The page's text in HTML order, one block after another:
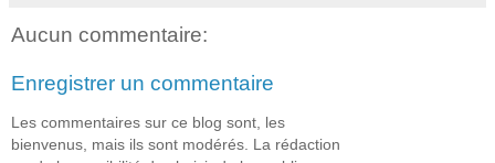
Aucun commentaire:
Enregistrer un commentaire
Les commentaires sur ce blog sont, les
bienvenus, mais ils sont modérés. La rédaction